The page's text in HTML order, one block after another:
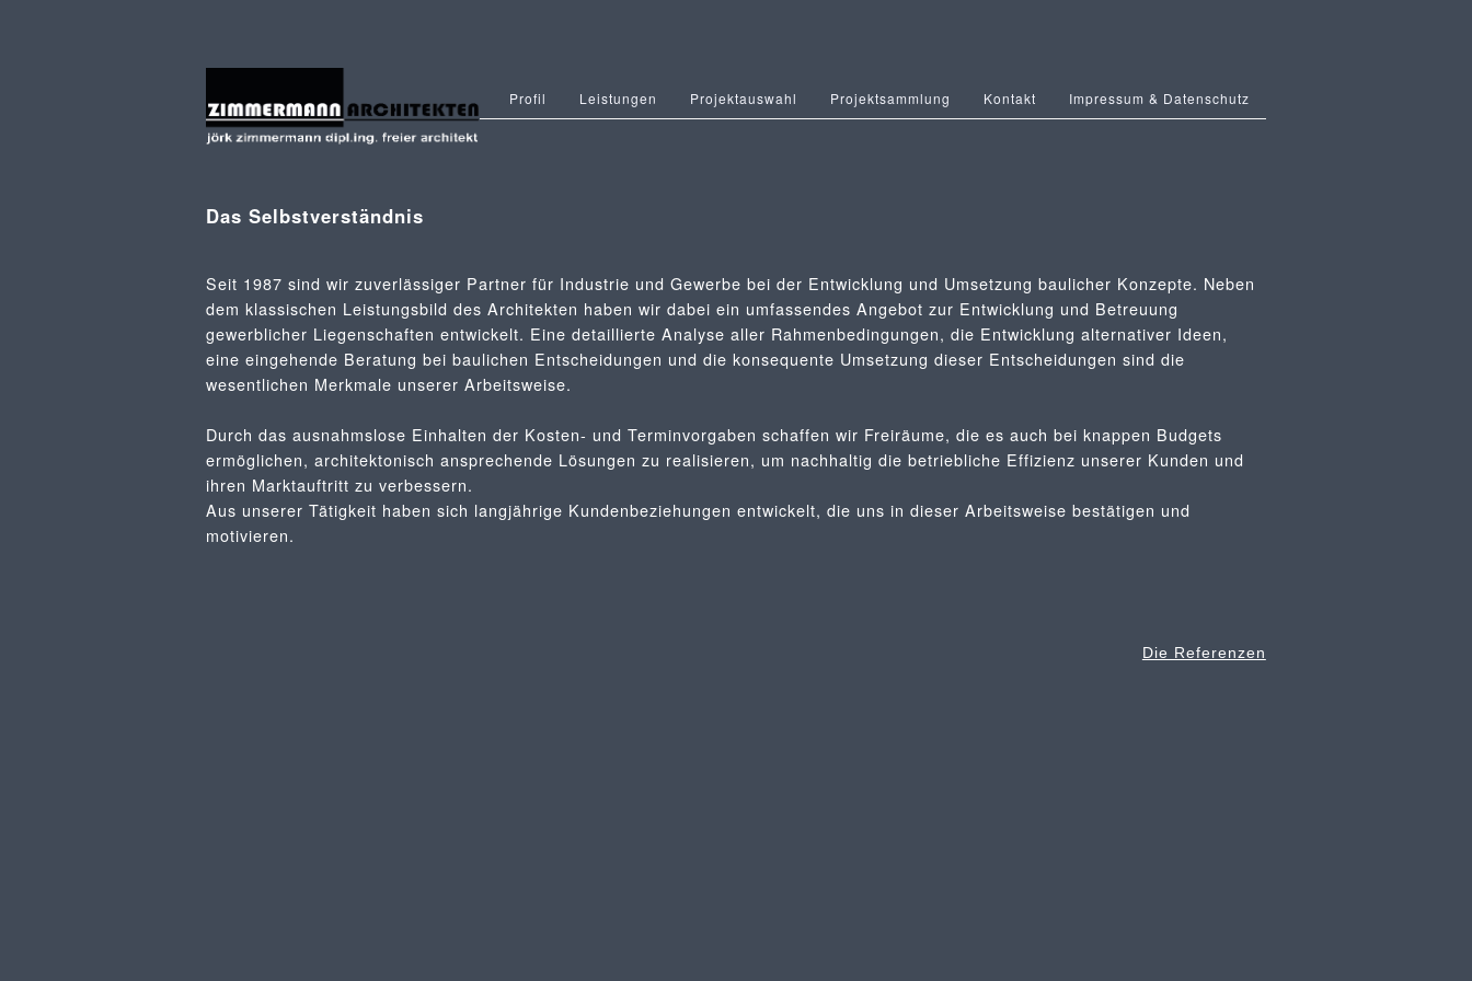
Profil Leistungen Projektauswahl Projektsammlung Kontakt Impressum & Datenschutz
Das Selbstverständnis
Seit 1987 sind wir zuverlässiger Partner für Industrie und Gewerbe bei der Entwicklung und Umsetzung baulicher Konzepte. Neben
dem klassischen Leistungsbild des Architekten haben wir dabei ein umfassendes Angebot zur Entwicklung und Betreuung
gewerblicher Liegenschaften entwickelt. Eine detaillierte Analyse aller Rahmenbedingungen, die Entwicklung alternativer Ideen,
eine eingehende Beratung bei baulichen Entscheidungen und die konsequente Umsetzung dieser Entscheidungen sind die
wesentlichen Merkmale unserer Arbeitsweise.
Durch das ausnahmslose Einhalten der Kosten- und Terminvorgaben schaffen wir Freiräume, die es auch bei knappen Budgets
ermöglichen, architektonisch ansprechende Lösungen zu realisieren, um nachhaltig die betriebliche Effizienz unserer Kunden und
ihren Marktauftritt zu verbessern.
Aus unserer Tätigkeit haben sich langjährige Kundenbeziehungen entwickelt, die uns in dieser Arbeitsweise bestätigen und
motivieren.
Die Referenzen